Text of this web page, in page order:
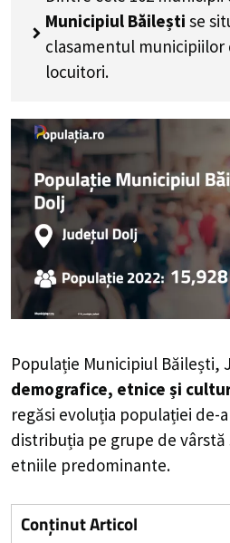
Municipiul Băilești se
clasamentul
locuitori.
Populație Municipiul Băilești,
demografice, etnice și
regăsi evoluția populației de-
distribuția pe grupe de vârstă
etniile predominante.
Conținut Articol